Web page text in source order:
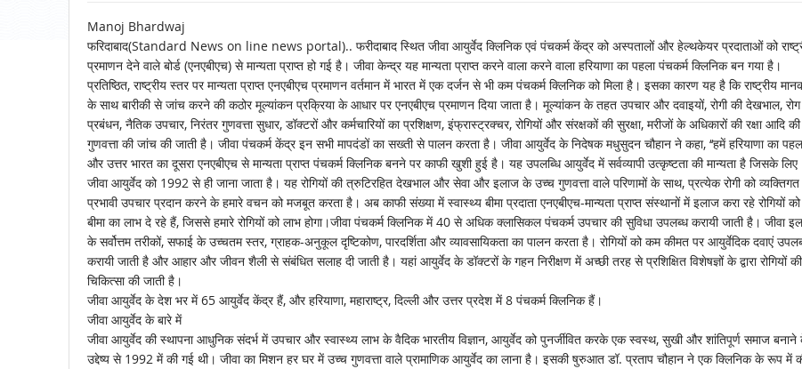
Manoj Bhardwaj
फरिदाबाद(Standard News on line news portal).. फरीदाबाद स्थित जीवा आयुर्वेद क्लिनिक एवं पंचकर्म केंद्र को अस्पतालों और हेल्थकेयर प्रदाताओं को
प्रमाणन देने वाले बोर्ड (एनएबीएच) से मान्यता प्राप्त हो गई है। जीवा केन्द्र यह मान्यता प्राप्त करने वाला करने वाला हरियाणा का पहला पंचकर्म क्लिनिक बन गया है।
प्रतिष्ठित, राष्ट्रीय स्तर पर मान्यता प्राप्त एनएबीएच प्रमाणन वर्तमान में भारत में एक दर्जन से भी कम पंचकर्म क्लिनिक को मिला है। इसका कारण यह है कि राष्ट्रीय
के साथ बारीकी से जांच करने की कठोर मूल्यांकन प्रक्रिया के आधार पर एनएबीएच प्रमाणन दिया जाता है। मूल्यांकन के तहत उपचार और दवाइयों, रोगी की देखभाल,
प्रबंधन, नैतिक उपचार, निरंतर गुणवत्ता सुधार, डॉक्टरों और कर्मचारियों का प्रशिक्षण, इंफ्रास्ट्रक्चर, रोगियों और संरक्षकों की सुरक्षा, मरीजों के अधिकारों की रक्षा आदि की
गुणवत्ता की जांच की जाती है। जीवा पंचकर्म केंद्र इन सभी मापदंडों का सख्ती से पालन करता है। जीवा आयुर्वेद के निदेषक मधुसुदन चौहान ने कहा, ‘‘हमें हरियाणा का
और उत्तर भारत का दूसरा एनएबीएच से मान्यता प्राप्त पंचकर्म क्लिनिक बनने पर काफी खुशी हुई है। यह उपलब्धि आयुर्वेद में सर्वव्यापी उत्कृष्टता की मान्यता है जिसके लिए
जीवा आयुर्वेद को 1992 से ही जाना जाता है। यह रोगियों की त्रुटिरहित देखभाल और सेवा और इलाज के उच्च गुणवत्ता वाले परिणामों के साथ, प्रत्येक रोगी को
प्रभावी उपचार प्रदान करने के हमारे वचन को मजबूत करता है। अब काफी संख्या में स्वास्थ्य बीमा प्रदाता एनएबीएच-मान्यता प्राप्त संस्थानों में इलाज करा रहे रोगियों को
बीमा का लाभ दे रहे हैं, जिससे हमारे रोगियों को लाभ होगा।जीवा पंचकर्म क्लिनिक में 40 से अधिक क्लासिकल पंचकर्म उपचार की सुविधा उपलब्ध करायी जाती है। जीवा
के सर्वोत्तम तरीकों, सफाई के उच्चतम स्तर, ग्राहक-अनुकूल दृष्टिकोण, पारदर्शिता और व्यावसायिकता का पालन करता है। रोगियों को कम कीमत पर आयुर्वेदिक दवाएं
करायी जाती है और आहार और जीवन शैली से संबंधित सलाह दी जाती है। यहां आयुर्वेद के डॉक्टरों के गहन निरीक्षण में अच्छी तरह से प्रशिक्षित विशेषज्ञों के द्वारा रोगियों की
चिकित्सा की जाती है।
जीवा आयुर्वेद के देश भर में 65 आयुर्वेद केंद्र हैं, और हरियाणा, महाराष्ट्र, दिल्ली और उत्तर प्रदेश में 8 पंचकर्म क्लिनिक हैं।
जीवा आयुर्वेद के बारे में
जीवा आयुर्वेद की स्थापना आधुनिक संदर्भ में उपचार और स्वास्थ्य लाभ के वैदिक भारतीय विज्ञान, आयुर्वेद को पुनर्जीवित करके एक स्वस्थ, सुखी और शांतिपूर्ण समाज
उद्देष्य से 1992 में की गई थी। जीवा का मिशन हर घर में उच्च गुणवत्ता वाले प्रामाणिक आयुर्वेद का लाना है। इसकी षुरुआत डॉ. प्रताप चौहान ने एक क्लिनिक के रूप में